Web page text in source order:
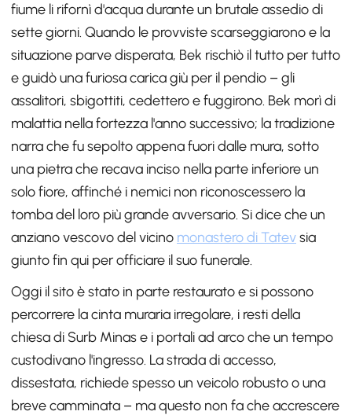
fiume li rifornì d'acqua durante un brutale assedio di
sette giorni. Quando le provviste scarseggiarono e la
situazione parve disperata, Bek rischiò il tutto per tutto
e guidò una furiosa carica giù per il pendio – gli
assalitori, sbigottiti, cedettero e fuggirono. Bek morì di
malattia nella fortezza l'anno successivo; la tradizione
narra che fu sepolto appena fuori dalle mura, sotto
una pietra che recava inciso nella parte inferiore un
solo fiore, affinché i nemici non riconoscessero la
tomba del loro più grande avversario. Si dice che un
anziano vescovo del vicino monastero di Tatevsia
giunto fin qui per officiare il suo funerale.
Oggi il sito è stato in parte restaurato e si possono
percorrere la cinta muraria irregolare, i resti della
chiesa di Surb Minas e i portali ad arco che un tempo
custodivano l'ingresso. La strada di accesso,
dissestata, richiede spesso un veicolo robusto o una
breve camminata – ma questo non fa che accrescere